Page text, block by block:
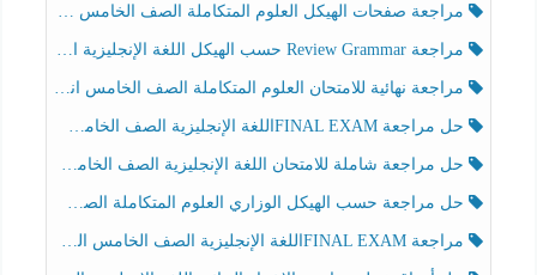
مراجعة صفحات الهيكل العلوم المتكاملة الصف الخامس انسبير الفصل الثالث
مراجعة Review Grammar حسب الهيكل اللغة الإنجليزية الصف الخامس الفصل الثالث
مراجعة نهائية للامتحان العلوم المتكاملة الصف الخامس انسبير الفصل الثالث
حل مراجعة FINAL EXAMاللغة الإنجليزية الصف الخامس الفصل الثالث
حل مراجعة شاملة للامتحان اللغة الإنجليزية الصف الخامس الفصل الثالث
حل مراجعة حسب الهيكل الوزاري العلوم المتكاملة الصف الخامس عام الفصل الثالث
مراجعة FINAL EXAMاللغة الإنجليزية الصف الخامس الفصل الثالث